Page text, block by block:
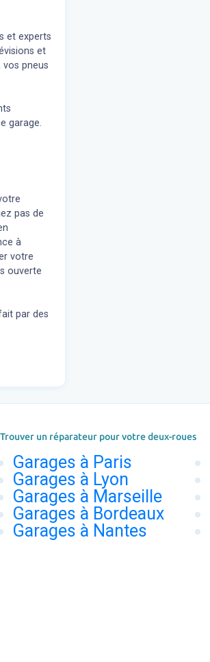
et experts
et
pneus
garage.
pas de
à
votre
ouverte
par des
Trouver un réparateur pour votre deux-roues
Garages à Paris
Garages à Lyon
Garages à Marseille
Garages à Bordeaux
Garages à Nantes